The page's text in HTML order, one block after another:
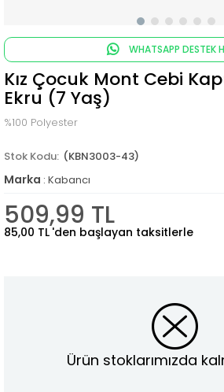
WHATSAPP DESTEK
Kız Çocuk Mont Cebi
Ekru (7 Yaş)
%100 Polyester
(KBN3003-43)
Marka : Kabancı
509,99 TL
85,00 TL 'den başlayan taksitlerle
Ürün stoklarımızda